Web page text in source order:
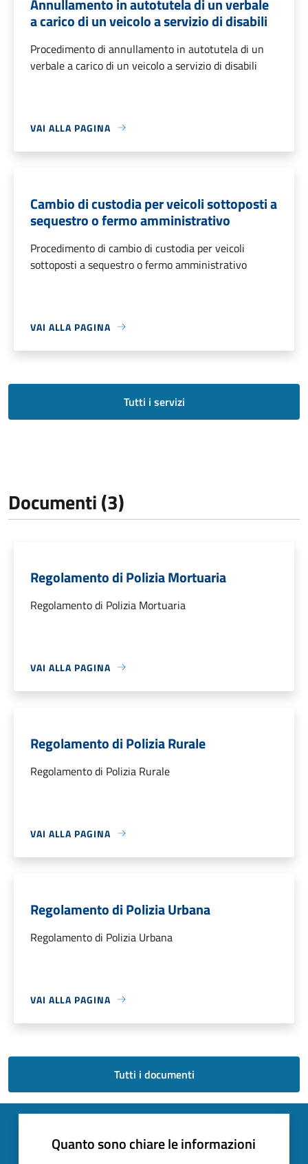
a carico di un veicolo a servizio di disabili
Procedimento di annullamento in autotutela di un
verbale a carico di un veicolo a servizio di disabili
VAI ALLA PAGINA
Cambio di custodia per veicoli sottoposti a
sequestro o fermo amministrativo
Procedimento di cambio di custodia per veicoli
sottoposti a sequestro o fermo amministrativo
VAI ALLA PAGINA
Tutti i servizi
Documenti (3)
Regolamento di Polizia Mortuaria
Regolamento di Polizia Mortuaria
VAI ALLA PAGINA
Regolamento di Polizia Rurale
Regolamento di Polizia Rurale
VAI ALLA PAGINA
Regolamento di Polizia Urbana
Regolamento di Polizia Urbana
VAI ALLA PAGINA
Tutti i documenti
Quanto sono chiare le informazioni